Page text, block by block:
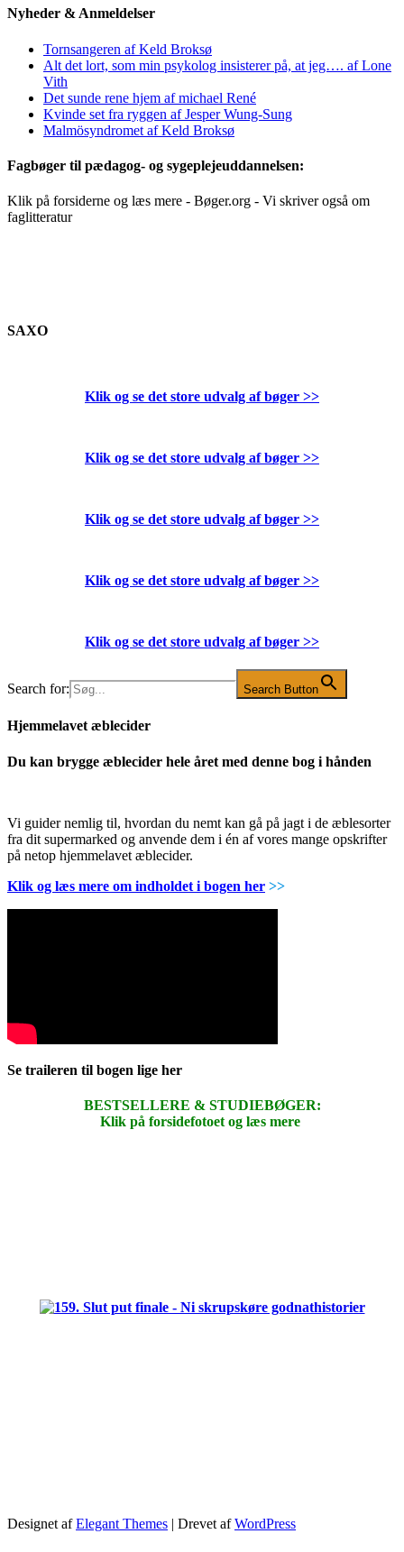
Nyheder & Anmeldelser
Tornsangeren af Keld Broksø
Alt det lort, som min psykolog insisterer på, at jeg…. af Lone
Vith
Det sunde rene hjem af michael René
Kvinde set fra ryggen af Jesper Wung-Sung
Malmösyndromet af Keld Broksø
Fagbøger til pædagog- og sygeplejeuddannelsen:
Klik på forsiderne og læs mere - Bøger.org - Vi skriver også om
faglitteratur
SAXO
Klik og se det store udvalg af bøger >>
Klik og se det store udvalg af bøger >>
Klik og se det store udvalg af bøger >>
Klik og se det store udvalg af bøger >>
Klik og se det store udvalg af bøger >>
Search for: Search Button
Hjemmelavet æblecider
Du kan brygge æblecider hele året med denne bog i hånden
Vi guider nemlig til, hvordan du nemt kan gå på jagt i de æblesorter
fra dit supermarked og anvende dem i én af vores mange opskrifter
på netop hjemmelavet æblecider.
Klik og læs mere om indholdet i bogen her >>
Se traileren til bogen lige her
BESTSELLERE & STUDIEBØGER:
Klik på forsidefotoet og læs mere
Designet afElegant Themes | Drevet afWordPress